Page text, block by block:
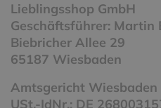
Lieblingsshop GmbH
Geschäftsführer: Martin
Biebricher Allee 29
65187 Wiesbaden
Amtsgericht Wiesbaden
USt.-IdNr.: DE